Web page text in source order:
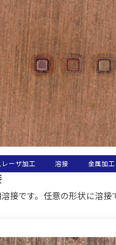
ーザ加工 溶接 金属加工
接です。任意の形状に溶接